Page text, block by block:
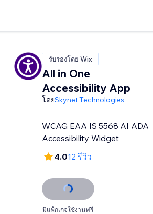
รับรองโดย Wix
All in One
Accessibility App
โดยSkynet Technologies
WCAG EAA IS 5568 AI ADA
Accessibility Widget
4.012 รีวิว
มีแพ็กเกจใช้งานฟรี